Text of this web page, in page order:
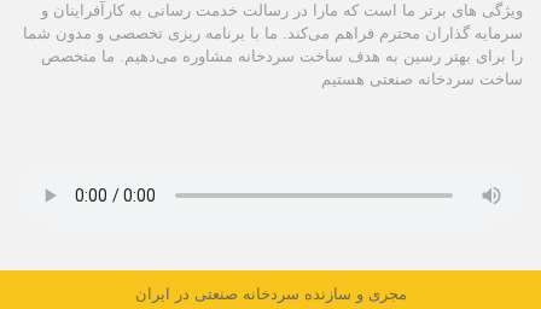
ویژگی های برتر ما است که مارا در رسالت خدمت رسانی به کارآفراینان و
سرمایه گذاران محترم فراهم می‌کند. ما با برنامه ریزی تخصصی و مدون شما
را برای بهتر رسین به هدف ساخت سردخانه مشاوره می‌دهیم. ما متخصص
ساخت سردخانه صنعتی هستیم
مجری و سازنده سردخانه صنعتی در ایران